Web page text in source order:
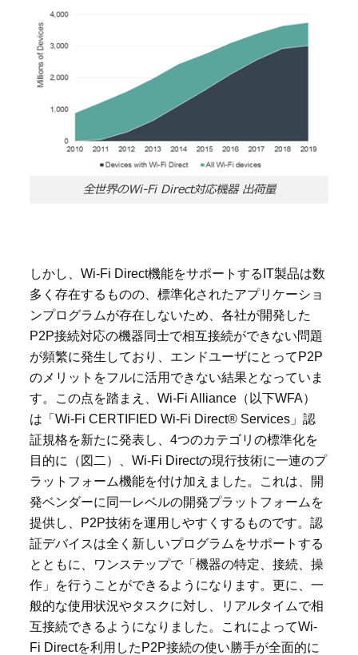
全世界のWi-Fi Direct対応機器 出荷量
しかし、Wi-Fi Direct機能をサポートする IT製品は数
多く存在するものの、標準化されたアプリケーショ
ンプログラムが存在しないため、各社が開発した
P2P接続対応の機器同士で相互接続ができない問題
が頻繁に発生しており、エンドユーザにとって P2P
のメリットをフルに活用できない結果となっていま
す。この点を踏まえ、Wi-Fi Alliance （以下WFA）
は「Wi-Fi CERTIFIED Wi-Fi Direct® Services 」認
証規格を新たに発表し、4つのカテゴリの標準化を
目的に（図二）、Wi-Fi Directの現行技術に一連のプ
ラットフォーム機能を付け加えました。これは、開
発ベンダーに同一レベルの開発プラットフォームを
提供し、 P2P技術を運用しやすくするものです。認
証デバイスは全く新しいプログラムをサポートする
とともに、ワンステップで「機器の特定、接続、操
作」を行うことができるようになります。更に、一
般的な使用状況やタスクに対し、リアルタイムで相
互接続できるようになりました。これによってWi-
Fi Directを利用した P2P接続の使い勝手が全面的に